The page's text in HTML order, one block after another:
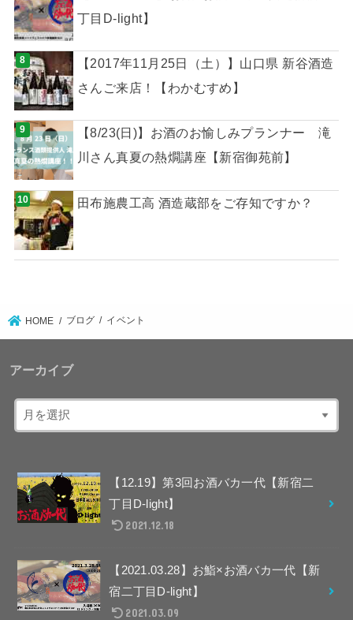
丁目D-light】
【2017年11月25日（土）】山口県 新谷酒造
さんご来店！【わかむすめ】
【8/23(日)】お酒のお愉しみプランナー 滝
川さん真夏の熱燗講座【新宿御苑前】
田布施農工高 酒造蔵部をご存知ですか？
HOME ブログ イベント
アーカイブ
【12.19】第3回お酒バカ一代【新宿二
丁目D-light】
2021.12.18
【2021.03.28】お鮨×お酒バカ一代【新
宿二丁目D-light】
2021.03.09